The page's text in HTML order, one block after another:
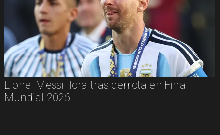
Lionel Messi llora tras derrota en Final
Mundial 2026